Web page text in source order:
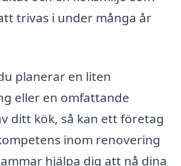
trivas i under många år
planerar en liten
eller en omfattande
ditt kök, så kan ett företag
inom renovering
hjälpa dig att nå dina